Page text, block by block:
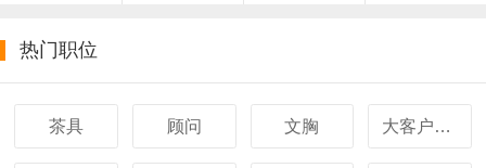
热门职位
茶具 顾问 文胸 大客户经理